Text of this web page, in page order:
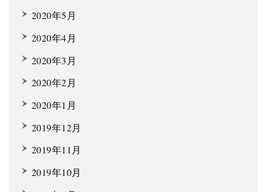
2020年5月
2020年4月
2020年3月
2020年2月
2020年1月
2019年12月
2019年11月
2019年10月